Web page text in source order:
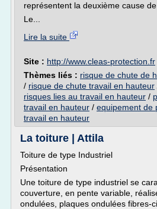
représentent la deuxième cause
Le...
Lire la suite
Site : http://www.cleas-protection.fr
Thèmes liés : risque de chute de
/ risque de chute travail en hauteur
risques lies au travail en hauteur /
travail en hauteur / equipement de
travail en hauteur
La toiture | Attila
Toiture de type Industriel
Présentation
Une toiture de type industriel se
couverture, en pente variable,
ondulées, plaques ondulées fibres-